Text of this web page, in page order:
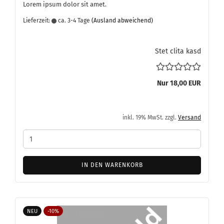
Lorem ipsum dolor sit amet.
Lieferzeit: ca. 3-4 Tage (Ausland abweichend)
Stet clita kasd
Nur 18,00 EUR
inkl. 19% MwSt. zzgl. Versand
IN DEN WARENKORB
NEU -10%